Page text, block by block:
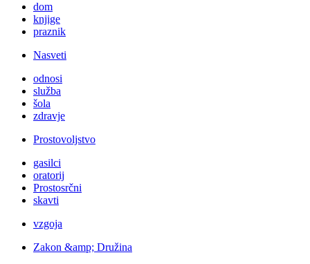
dom
knjige
praznik
Nasveti
odnosi
služba
šola
zdravje
Prostovoljstvo
gasilci
oratorij
Prostosrčni
skavti
vzgoja
Zakon &amp; Družina